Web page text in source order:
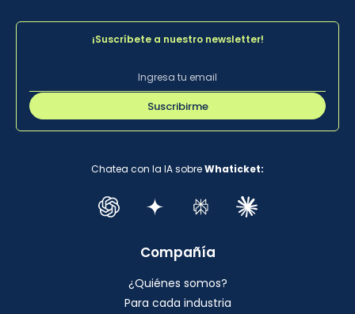
¡Suscríbete a nuestro newsletter!
Suscribirme
Chatea con la IA sobreWhaticket:
Compañía
¿Quiénes somos?
Para cada industria